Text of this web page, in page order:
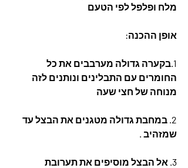
מלח ופלפל לפי הטעם
אופן ההכנה:
1.בקערה גדולה מערבבים את כל
החומרים עם התבלינים ונותנים לזה
מנוחה של חצי שעה
2. במחבת גדולה מטגנים את הבצל עד
שמזהיב .
3. אל הבצל מוסיפים את תערובת